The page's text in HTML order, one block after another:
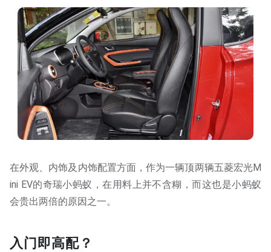
在外观、内饰及内饰配置方面，作为一辆顶两辆五菱宏光M
ini EV的奇瑞小蚂蚁，在用料上并不含糊，而这也是小蚂蚁
会贵出两倍的原因之一。
入门即高配？